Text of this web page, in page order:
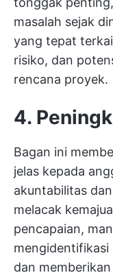
masalah sejak
yang tepat
risiko, dan
rencana proyek.
4.
Bagan ini
jelas kepada
akuntabilitas
melacak
pencapaian,
dan